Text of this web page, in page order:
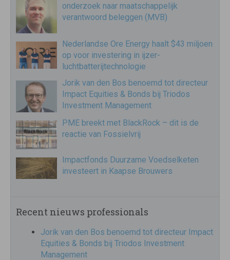
onderzoek naar maatschappelijk
verantwoord beleggen (MVB)
Nederlandse Ore Energy haalt $43 miljoen
op voor investering in ijzer-
luchtbatterijtechnologie
Jorik van den Bos benoemd tot directeur
Impact Equities & Bonds bij Triodos
Investment Management
PME breekt met BlackRock – dit is de
reactie van Fossielvrij
Impactfonds Duurzame Voedselketen
investeert in Kaapse Brouwers
Recent nieuws professionals
Jorik van den Bos benoemd tot directeur Impact
Equities & Bonds bij Triodos Investment
Management